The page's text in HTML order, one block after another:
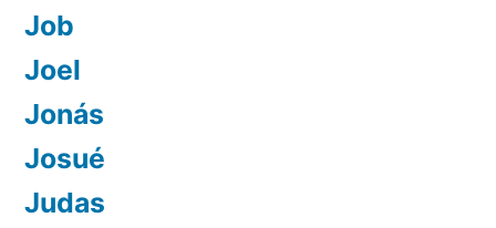
Job
Joel
Jonás
Josué
Judas